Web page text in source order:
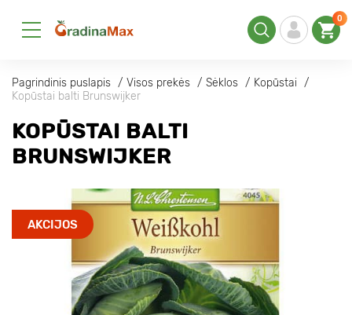
0
Pagrindinis puslapis Visos prekės Sėklos
Kopūstai
Kopūstai balti Brunswijker
KOPŪSTAI BALTI
BRUNSWIJKER
AKCIJOS